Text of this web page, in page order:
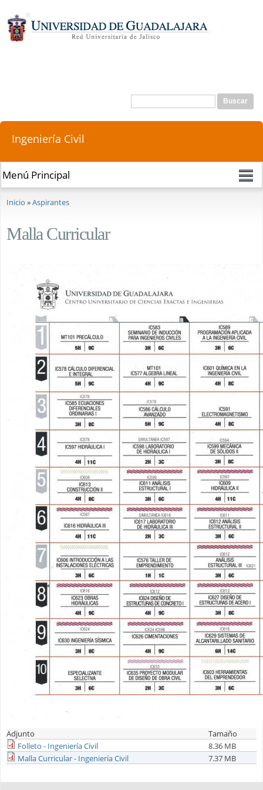
principal
Formulario de búsqueda
Buscar
Ingeniería Civil
Inicio »Aspirantes
Malla Curricular
Adjunto
Tamaño
Folleto - Ingeniería Civil
8.36 MB
Malla Curricular - Ingeniería Civil
7.37 MB